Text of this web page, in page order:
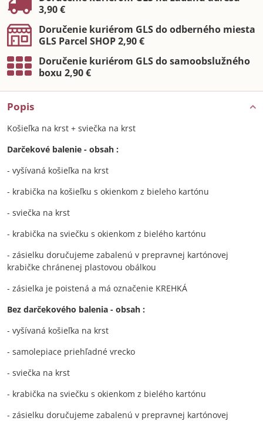
3,90 €
Doručenie kuriérom GLS do odberného miesta
GLS Parcel SHOP 2,90 €
Doručenie kuriérom GLS do samoobslužného
boxu 2,90 €
Popis
Košieľka na krst + sviečka na krst
Darčekové balenie - obsah :
- vyšívaná košieľka na krst
- krabička na košieľku s okienkom z bieleho kartónu
- sviečka na krst
- krabička na sviečku s okienkom z bielého kartónu
- zásielku doručujeme zabalenú v prepravnej kartónovej
krabičke chránenej plastovou obálkou
- zásielka je poistená a má označenie KREHKÁ
Bez darčekového balenia - obsah :
- vyšívaná košieľka na krst
- samolepiace priehľadné vrecko
- sviečka na krst
- krabička na sviečku s okienkom z bielého kartónu
- zásielku doručujeme zabalenú v prepravnej kartónovej